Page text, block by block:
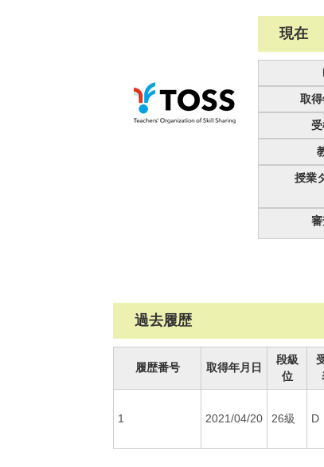
現在
取得
授業
過去履歴
履歴番号 取得年月日
段級
位
1 2021/04/20 26級 D